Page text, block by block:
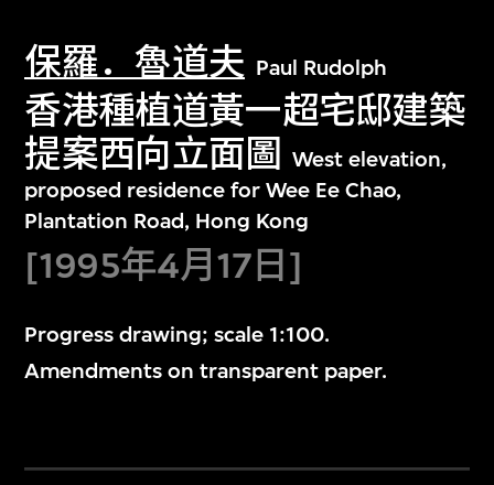
保羅．魯道夫 Paul Rudolph
香港種植道黃一超宅邸建築
提案西向立面圖
West elevation,
proposed residence for Wee Ee Chao,
Plantation Road, Hong Kong
[1995年4月17日]
Progress drawing; scale 1:100.
Amendments on transparent paper.